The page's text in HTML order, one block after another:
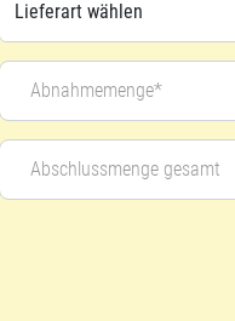
Abnahmemenge*
Abschlussmenge gesamt